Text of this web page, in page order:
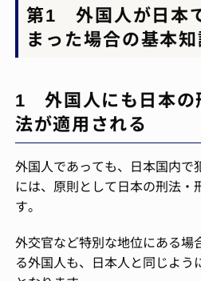
第1 外国人が日本
まった場合の基本
1 外国人にも日本の
法が適用される
外国人であっても、日本国内で
には、原則として日本の刑法・
す。
外交官など特別な地位にある場
る外国人も、日本人と同じよう